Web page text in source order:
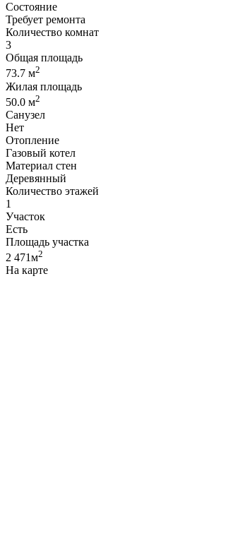
Состояние
Требует ремонта
Количество комнат
3
Общая площадь
73.7 м2
Жилая площадь
50.0 м2
Санузел
Нет
Отопление
Газовый котел
Материал стен
Деревянный
Количество этажей
1
Участок
Есть
Площадь участка
2 471м2
На карте